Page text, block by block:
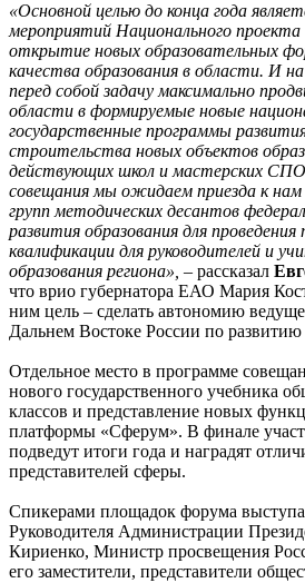
«Основной целью до конца года
мероприятий Национального
открытие новых образовательных
качества образования в области. И
перед собой задачу максимально
области в формируемые новые
государственные программы
строительства новых объектов
действующих школ и мастерских
совещания мы ожидаем приезда к нам
групп методических десантов
развития образования для
квалификации для руководителей и
образования региона», – рассказал
что врио губернатора ЕАО Мария
ним цель – сделать автономию
Дальнем Востоке России по развитию
Отдельное место в программе
нового государственного учебника
классов и представление новых
платформы «Сферум». В финале
подведут итоги года и наградят
представителей сферы.
Спикерами площадок форума
Руководителя Администрации
Кириенко, Министр просвещения
его заместители, представители